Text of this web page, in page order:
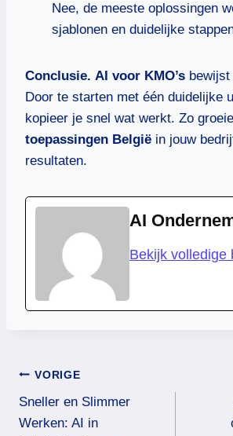
Nee, de meeste oplossingen
sjablonen en duidelijke
Conclusie. AI voor KMO’s
Door te starten met één duidelijke
kopieer je snel wat werkt. Zo
toepassingen België in jouw
resultaten.
AI
Bekijk volledige
Bericht
navigatie
VORIGE
Sneller en Slimmer
Werken: AI in